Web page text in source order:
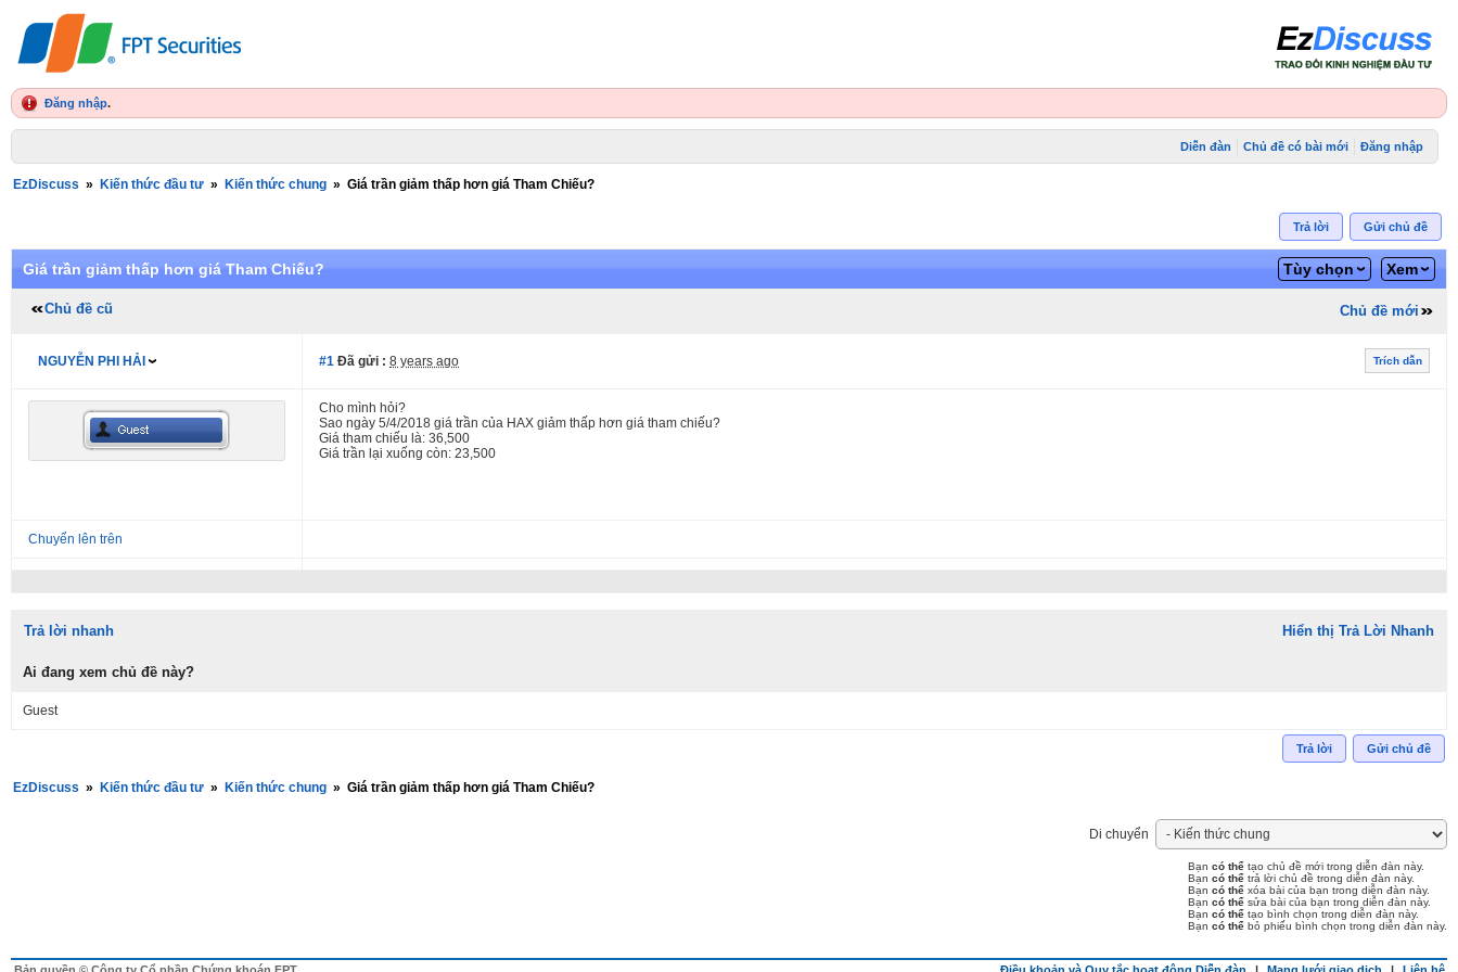
Đăng nhập.
Diễn đàn Chủ đề có bài mới Đăng nhập
EzDiscuss » Kiến thức đầu tư » Kiến thức chung » Giá trần giảm thấp hơn giá Tham Chiếu?
Gửi chủ đề
Trả lời
Giá trần giảm thấp hơn giá Tham Chiếu? Tùy chọn Xem
Chủ đề cũ Chủ đề mới
NGUYỄN PHI HẢI #1 Đã gửi : 8 years ago Trích dẫn
Cho mình hỏi?
Sao ngày 5/4/2018 giá trần của HAX giảm thấp hơn giá tham chiếu?
Giá tham chiếu là: 36,500
Giá trần lại xuống còn: 23,500
Chuyển lên trên
Trả lời nhanh Hiển thị Trả Lời Nhanh
Ai đang xem chủ đề này?
Guest
Gửi chủ đề
Trả lời
EzDiscuss » Kiến thức đầu tư » Kiến thức chung » Giá trần giảm thấp hơn giá Tham Chiếu?
Di chuyển
Bạn có thể tạo chủ đề mới trong diễn đàn này.
Bạn có thể trả lời chủ đề trong diễn đàn này.
Bạn có thể xóa bài của bạn trong diễn đàn này.
Bạn có thể sửa bài của bạn trong diễn đàn này.
Bạn có thể tạo bình chọn trong diễn đàn này.
Bạn có thể bỏ phiếu bình chọn trong diễn đàn này.